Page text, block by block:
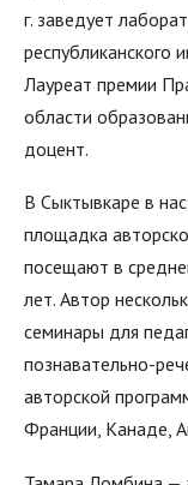
г. заведует
республиканского
Лауреат премии
области
доцент.
В Сыктывкаре в
площадка
посещают в
лет. Автор
семинары для
познавательно-
авторской
Франции, Канаде,